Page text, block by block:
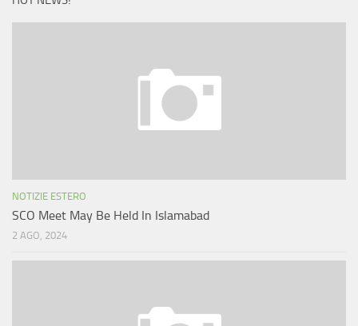
NOTIZIE ESTERO
SCO Meet May Be Held In Islamabad
2 AGO, 2024